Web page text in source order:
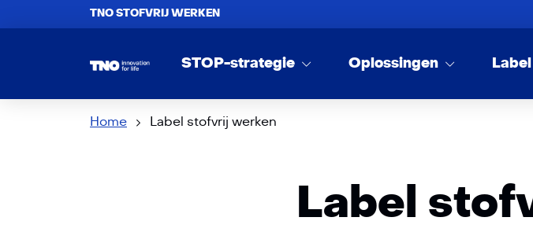
TNO STOFVRIJ WERKEN
STOP-strategie Oplossingen
Home Label stofvrij werken
Label